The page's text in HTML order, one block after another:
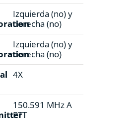
Izquierda (no) y
derecha (no)
Izquierda (no) y
derecha (no)
4X
150.591 MHz A
PTT